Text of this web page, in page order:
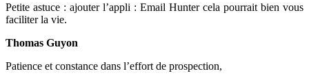
Petite astuce : ajouter l’appli : Email Hunter cela pourrait bien vous
faciliter la vie.
Thomas Guyon
Patience et constance dans l’effort de prospection,